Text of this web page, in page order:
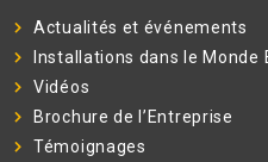
Actualités et événements
Installations dans le Monde
Vidéos
Brochure de l’Entreprise
Témoignages